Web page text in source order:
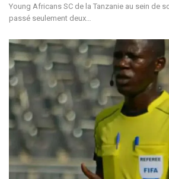
Young Africans SC de la Tanzanie au sein de
passé seulement deux…